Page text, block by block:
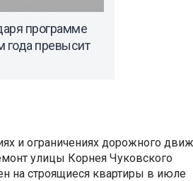
программе
года превысит
и ограничениях дорожного
улицы Корнея Чуковского
на строящиеся квартиры в июле